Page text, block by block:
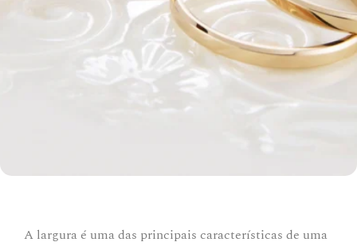
A largura é uma das principais características de uma